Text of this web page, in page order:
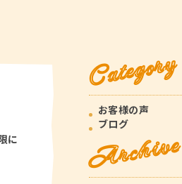
に
Category
お客様の声
ブログ
Archive